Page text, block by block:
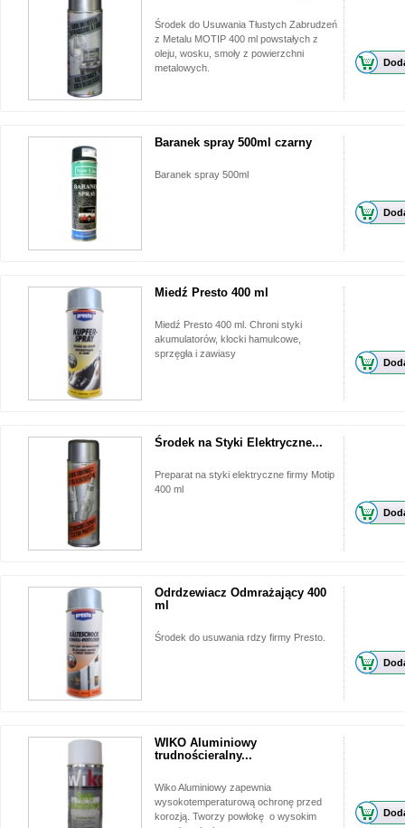
Środek do Usuwania Tłustych Zabrudzeń
z Metalu MOTIP 400 ml powstałych z
oleju, wosku, smoły z powierzchni
metalowych.
Baranek spray 500ml czarny
Baranek spray 500ml
Miedź Presto 400 ml
Miedź Presto 400 ml. Chroni styki
akumulatorów, klocki hamulcowe,
sprzęgła i zawiasy
Środek na Styki Elektryczne...
Preparat na styki elektryczne firmy Motip
400 ml
Odrdzewiacz Odmrażający 400
ml
Środek do usuwania rdzy firmy Presto.
WIKO Aluminiowy
trudnościeralny...
Wiko Aluminiowy zapewnia
wysokotemperaturową ochronę przed
korozją. Tworzy powłokę o wysokim